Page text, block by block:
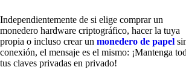
Independientemente de si elige comprar un
monedero hardware criptográfico, hacer la tuya
propia o incluso crear un monedero de papel
conexión, el mensaje es el mismo: ¡Mantenga
tus claves privadas en privado!